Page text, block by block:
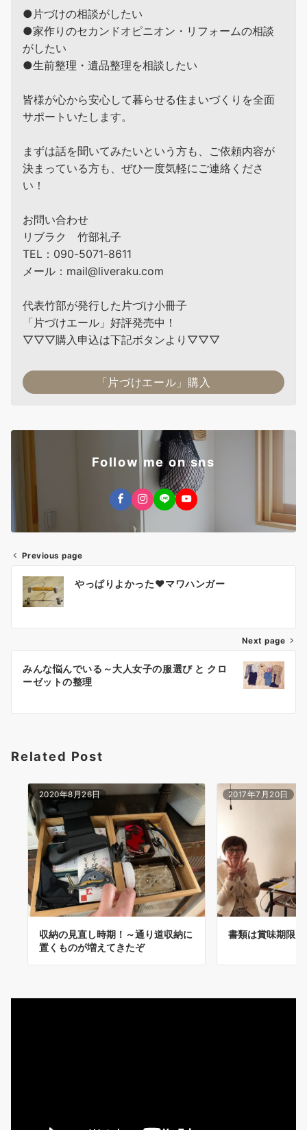
●片づけの相談がしたい
●家作りのセカンドオピニオン・リフォームの相談
がしたい
●生前整理・遺品整理を相談したい
皆様が心から安心して暮らせる住まいづくりを全面
サポートいたします。
まずは話を聞いてみたいという方も、ご依頼内容が
決まっている方も、ぜひ一度気軽にご連絡くださ
い！
お問い合わせ
リブラク 竹部礼子
TEL：090-5071-8611
メール：mail@liveraku.com
代表竹部が発行した片づけ小冊子
「片づけエール」好評発売中！
▽▽▽購入申込は下記ボタンより▽▽▽
「片づけエール」購入
Follow me on sns
投
稿
ゲ
シ
ン
Previous page
やっぱりよかった♥マワハンガー
Next page
みんな悩んでいる～大人女子の服選び と クロ
ーゼットの整理
Related Post
2020年8月26日
収納の見直し時期！～通り道収納に
置くものが増えてきたぞ
2017年7月20日
書類は賞味期限